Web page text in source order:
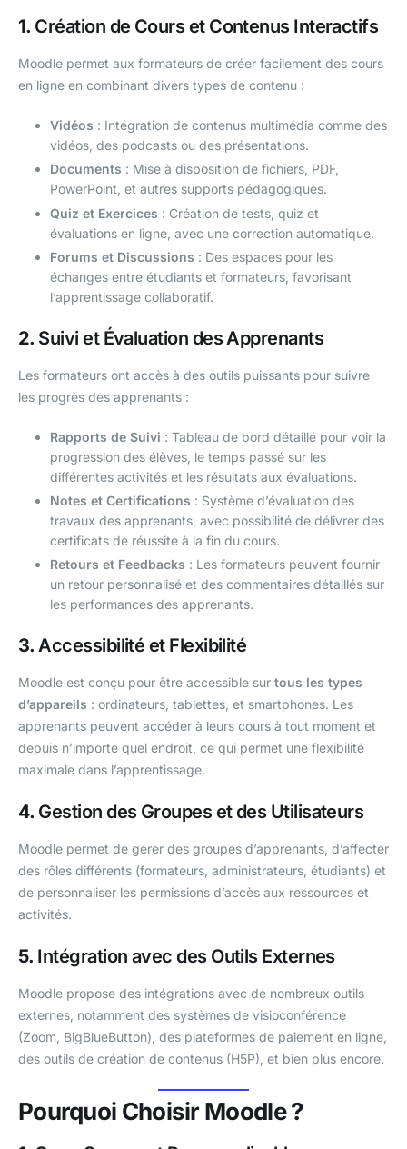
1. Création de Cours et Contenus Interactifs
Moodle permet aux formateurs de créer facilement des cours
en ligne en combinant divers types de contenu :
Vidéos : Intégration de contenus multimédia comme des
vidéos, des podcasts ou des présentations.
Documents : Mise à disposition de fichiers, PDF,
PowerPoint, et autres supports pédagogiques.
Quiz et Exercices : Création de tests, quiz et
évaluations en ligne, avec une correction automatique.
Forums et Discussions : Des espaces pour les
échanges entre étudiants et formateurs, favorisant
l’apprentissage collaboratif.
2. Suivi et Évaluation des Apprenants
Les formateurs ont accès à des outils puissants pour suivre
les progrès des apprenants :
Rapports de Suivi : Tableau de bord détaillé pour voir la
progression des élèves, le temps passé sur les
différentes activités et les résultats aux évaluations.
Notes et Certifications : Système d’évaluation des
travaux des apprenants, avec possibilité de délivrer des
certificats de réussite à la fin du cours.
Retours et Feedbacks : Les formateurs peuvent fournir
un retour personnalisé et des commentaires détaillés sur
les performances des apprenants.
3.Accessibilité et Flexibilité
Moodle est conçu pour être accessible sur tous les types
d’appareils : ordinateurs, tablettes, et smartphones. Les
apprenants peuvent accéder à leurs cours à tout moment et
depuis n’importe quel endroit, ce qui permet une flexibilité
maximale dans l’apprentissage.
4. Gestion des Groupes et des Utilisateurs
Moodle permet de gérer des groupes d’apprenants, d’affecter
des rôles différents (formateurs, administrateurs, étudiants) et
de personnaliser les permissions d’accès aux ressources et
activités.
5. Intégration avec des Outils Externes
Moodle propose des intégrations avec de nombreux outils
externes, notamment des systèmes de visioconférence
(Zoom, BigBlueButton), des plateformes de paiement en ligne,
des outils de création de contenus (H5P), et bien plus encore.
Pourquoi Choisir Moodle ?